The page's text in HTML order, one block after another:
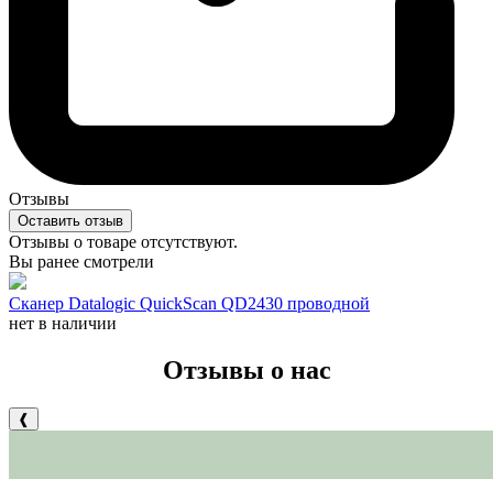
Отзывы
Оставить отзыв
Отзывы о товаре отсутствуют.
Вы ранее смотрели
Сканер Datalogic QuickScan QD2430 проводной
нет в наличии
Отзывы о нас
❰